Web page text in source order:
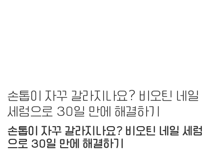
손톱이 자꾸 갈라지나요? 비오틴 네일
세럼으로 30일 만에 해결하기
손톱이 자꾸 갈라지나요? 비오틴 네일 세럼
으로 30일 만에 해결하기